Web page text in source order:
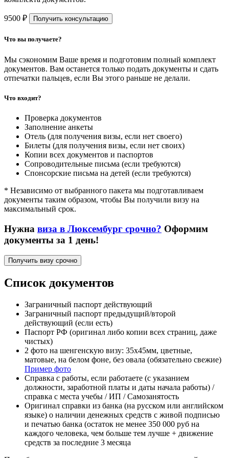
9500 ₽ Получить консультацию
Что вы получаете?
Мы сэкономим Ваше время и подготовим полный комплект
документов. Вам останется только подать документы и сдать
отпечатки пальцев, если Вы этого раньше не делали.
Что входит?
Проверка документов
Заполнение анкеты
Отель (для получения визы, если нет своего)
Билеты (для получения визы, если нет своих)
Копии всех документов и паспортов
Сопроводительные письма (если требуются)
Спонсорские письма на детей (если требуются)
* Независимо от выбранного пакета мы подготавливаем
документы таким образом, чтобы Вы получили визу на
максимальный срок.
Нужна виза в Люксембург срочно? Оформим
документы за 1 день!
Получить визу срочно
Список документов
Заграничный паспорт действующий
Заграничный паспорт предыдущий/второй
действующий (если есть)
Паспорт РФ (оригинал либо копии всех страниц, даже
чистых)
2 фото на шенгенскую визу: 35x45мм, цветные,
матовые, на белом фоне, без овала (обязательно свежие)
Пример фото
Справка с работы, если работаете (с указанием
должности, заработной платы и даты начала работы) /
справка с места учебы / ИП / Самозанятость
Оригинал справки из банка (на русском или английском
языке) о наличии денежных средств с живой подписью
и печатью банка (остаток не менее 350 000 руб на
каждого человека, чем больше тем лучше + движение
средств за последние 3 месяца